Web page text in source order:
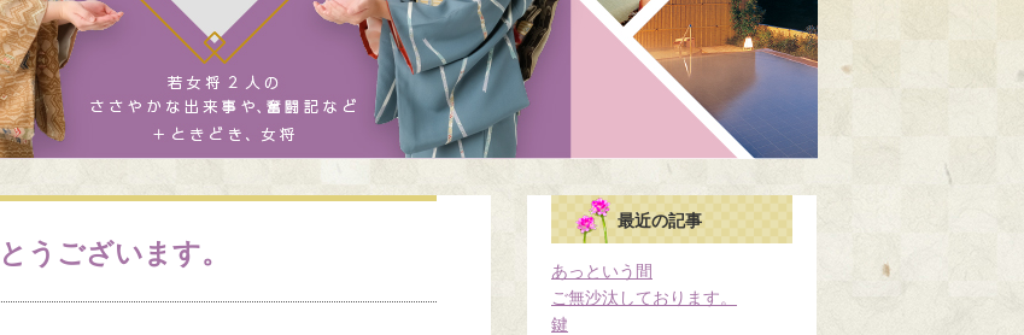
うございます。
最近の記事
あっという間
ご無沙汰しております。
鍵